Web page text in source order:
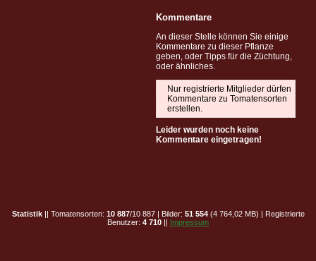
Kommentare
An dieser Stelle können Sie einige
Kommentare zu dieser Pflanze
geben, oder Tipps für die Züchtung,
oder ähnliches.
Nur registrierte Mitglieder dürfen
Kommentare zu Tomatensorten
erstellen.
Leider wurden noch keine
Kommentare eingetragen!
Statistik|| Tomatensorten: 10 887/10 887 | Bilder: 51 554(4 764,02 MB) | Registrierte
Benutzer: 4 710 || Impressum